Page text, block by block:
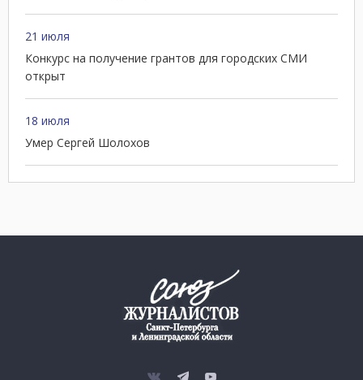
21 июля
Конкурс на получение грантов для городских СМИ
открыт
18 июля
Умер Сергей Шолохов